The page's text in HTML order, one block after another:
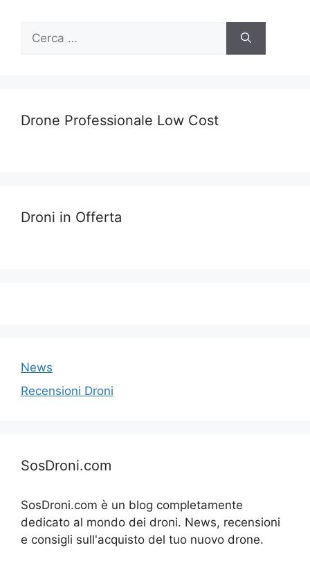
Ricerca
Drone Professionale Low Cost
Droni in Offerta
News
Recensioni Droni
SosDroni.com
SosDroni.com è un blog completamente
dedicato al mondo dei droni. News, recensioni
e consigli sull'acquisto del tuo nuovo drone.